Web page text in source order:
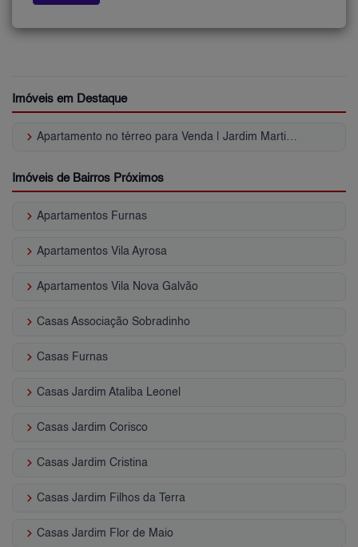
Imóveis em Destaque
keyboard_arrow_right Apartamento no térreo para Venda | Jardim Martins Silva
Imóveis de Bairros Próximos
keyboard_arrow_right Apartamentos Furnas
keyboard_arrow_right Apartamentos Vila Ayrosa
keyboard_arrow_right Apartamentos Vila Nova Galvão
keyboard_arrow_right Casas Associação Sobradinho
keyboard_arrow_right Casas Furnas
keyboard_arrow_right Casas Jardim Ataliba Leonel
keyboard_arrow_right Casas Jardim Corisco
keyboard_arrow_right Casas Jardim Cristina
keyboard_arrow_right Casas Jardim Filhos da Terra
keyboard_arrow_right Casas Jardim Flor de Maio